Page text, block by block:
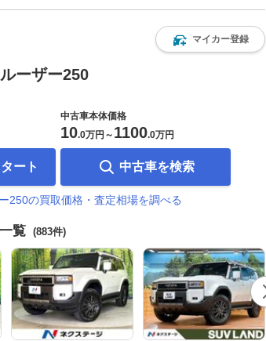
マイカー登録
ーザー250
ート
中古車本体価格
10.0万円 ～ 1100.0万円
中古車を検索
250の買取価格・査定相場を調べる
覧 (883件)